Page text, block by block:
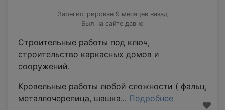
Зарегистрирован 9 месяцев назад
Был на сайте давно
Строительные работы под ключ,
строительство каркасных домов и
сооружений.
Кровельные работы любой сложности ( фальц,
металлочерепица, шашка... Подробнее